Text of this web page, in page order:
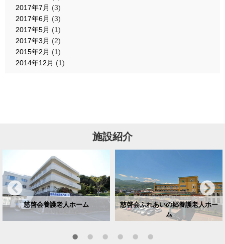
2017年7月 (3)
2017年6月 (3)
2017年5月 (1)
2017年3月 (2)
2015年2月 (1)
2014年12月 (1)
施設紹介
慈啓会養護老人ホーム
慈啓会ふれあいの郷養護老人ホー
ム